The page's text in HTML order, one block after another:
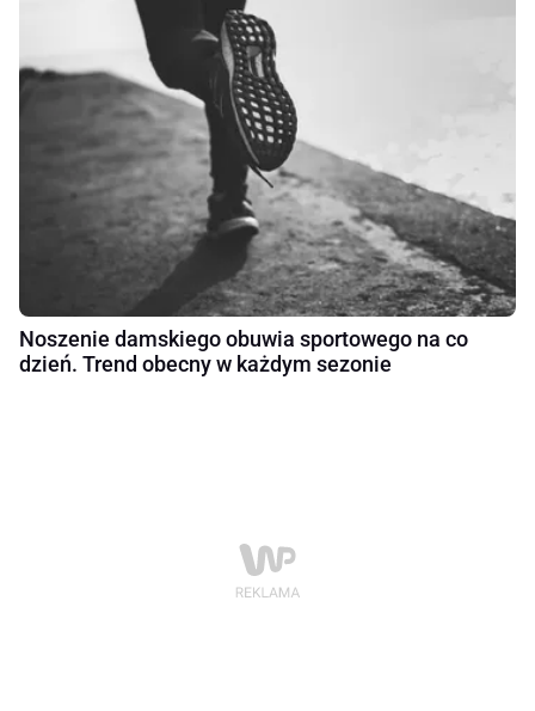
Noszenie damskiego obuwia sportowego na co
dzień. Trend obecny w każdym sezonie